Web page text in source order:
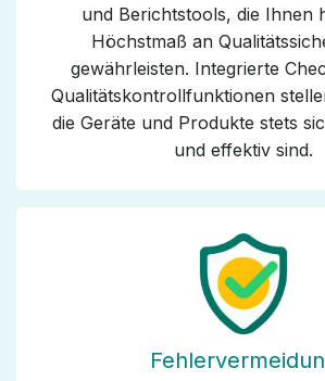
und Berichtstools, die Ihnen
Höchstmaß an
gewährleisten. Integrierte
Qualitätskontrollfunktionen
die Geräte und Produkte stets
und effektiv sind.